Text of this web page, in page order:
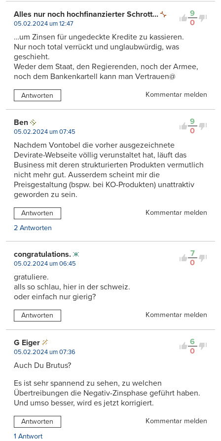
9
0
Alles nur noch hochfinanzierter Schrott...
05.02.2024 um 12:47
…um Zinsen für ungedeckte Kredite zu kassieren.
Nur noch total verrückt und unglaubwürdig, was
geschieht.
Weder dem Staat, den Regierenden, noch der Armee,
noch dem Bankenkartell kann man Vertrauen@
Antworten Kommentar melden
9
0
Ben
05.02.2024 um 07:45
Nachdem Vontobel die vorher ausgezeichnete
Devirate-Webseite völlig verunstaltet hat, läuft das
Business mit deren strukturierten Produkten vermutlich
nicht mehr gut. Ausserdem scheint mir die
Preisgestaltung (bspw. bei KO-Produkten) unattraktiv
geworden zu sein.
Antworten
Kommentar melden
2 Antworten
7
0
congratulations.
05.02.2024 um 06:45
gratuliere.
alls so schlau, hier in der schweiz.
oder einfach nur gierig?
Antworten Kommentar melden
6
0
G Eiger
05.02.2024 um 07:36
Auch Du Brutus?
Es ist sehr spannend zu sehen, zu welchen
Übertreibungen die Negativ-Zinsphase geführt haben.
Und umso besser, wird es jetzt korrigiert.
Antworten
Kommentar melden
1 Antwort